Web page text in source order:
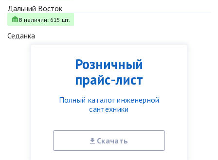
Розничный
прайс-лист
Полный каталог инженерной
сантехники
Скачать
Дальний Восток
В наличии: 615 шт.
Седанка